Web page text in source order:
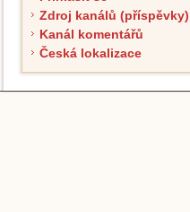
Zdroj kanálů (příspěvky)
Kanál komentářů
Česká lokalizace